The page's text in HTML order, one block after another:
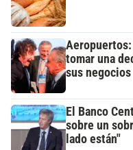
tomar una
sus negocios
El Banco
sobre un
lado están"